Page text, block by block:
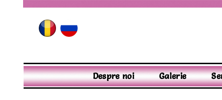
Despre noi Galerie